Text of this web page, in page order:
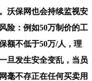
沃保网也会持续监视安
险：例如50万制价的工
额不低于50万/人，理
旦发生安全变乱，当员
毫不存正在任何买卖用